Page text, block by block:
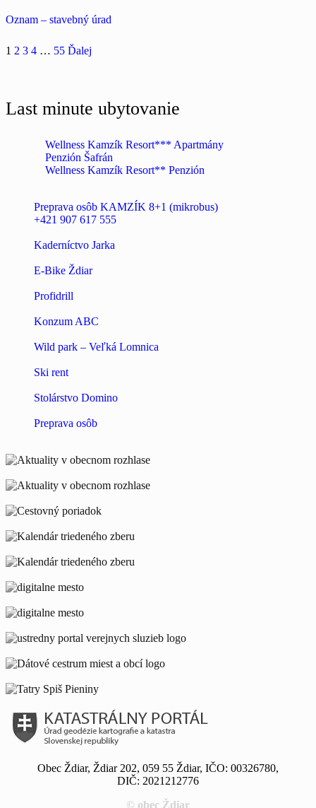
Oznam – stavebný úrad
1 2 3 4 … 55 Ďalej
Last minute ubytovanie
Wellness Kamzík Resort*** Apartmány
Penzión Šafrán
Wellness Kamzík Resort** Penzión
Preprava osôb KAMZÍK 8+1 (mikrobus)
+421 907 617 555
Kaderníctvo Jarka
E-Bike Ždiar
Profidrill
Konzum ABC
Wild park – Veľká Lomnica
Ski rent
Stolárstvo Domino
Preprava osôb
Obec Ždiar, Ždiar 202, 059 55 Ždiar, IČO: 00326780,
DIČ: 2021212776
© obec Ždiar